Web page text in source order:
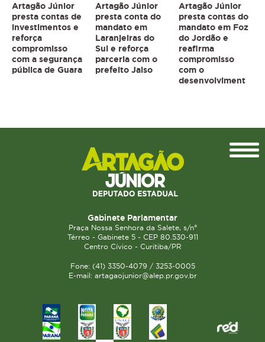
Artagão Júnior
presta contas de
investimentos e
reforça
compromisso
com a segurança
pública de Guara
Artagão Júnior
presta conta do
mandato em
Laranjeiras do
Sul e reforça
parceria com o
prefeito Jaiso
Artagão Júnior
presta contas do
mandato em Foz
do Jordão e
reafirma
compromisso
com o
desenvolviment
Gabinete Parlamentar
Praça Nossa Senhora da Salete, s/n°
Térreo - Gabinete 5 - CEP 80.530-911
Centro Cívico - Curitiba/PR
Fone: (41) 3350-4079 / 3253-0005
E-mail: artagaojunior@alep.pr.gov.br